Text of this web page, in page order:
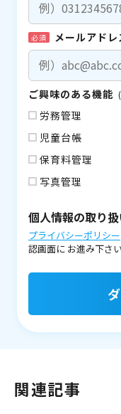
必須 メールアドレ
ご興味のある機能
労務管理
児童台帳
保育料管理
写真管理
個人情報の取り
プライバシーポリシー
認画面に お進み下さい
関連記事